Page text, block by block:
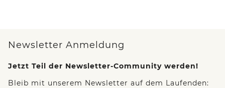
Newsletter Anmeldung
Jetzt Teil der Newsletter-Community werden!
Bleib mit unserem Newsletter auf dem Laufenden: